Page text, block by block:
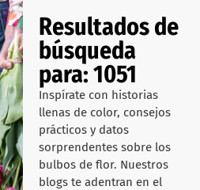
Resultados de
búsqueda
para: 1051
Inspírate con historias
llenas de color, consejos
prácticos y datos
sorprendentes sobre los
bulbos de flor. Nuestros
blogs te adentran en el